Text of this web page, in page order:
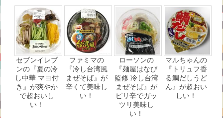
セブンイレブ
ンの『夏の冷
し中華 マヨ付
き』が爽やか
で超おいし
い！
ファミマの
『冷し台湾風
まぜそば』が
辛くて美味し
い！
ローソンの
『麺屋はなび
監修 冷し台湾
まぜそば』が
ピリ辛でガッ
ツリ美味し
い！
マルちゃんの
『トリュフ香
る鯛だしうど
ん』が超おい
しい！